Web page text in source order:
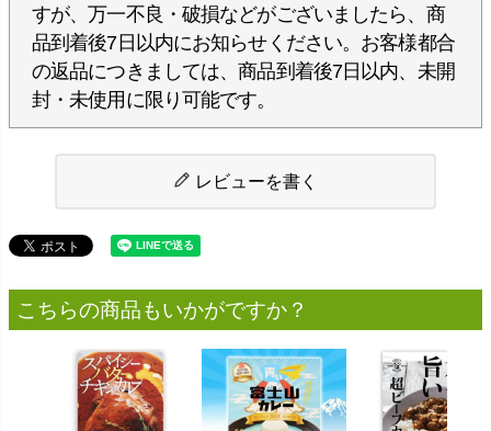
すが、万一不良・破損などがございましたら、商
品到着後7日以内にお知らせください。お客様都合
の返品につきましては、商品到着後7日以内、未開
封・未使用に限り可能です。
レビューを書く
こちらの商品もいかがですか？